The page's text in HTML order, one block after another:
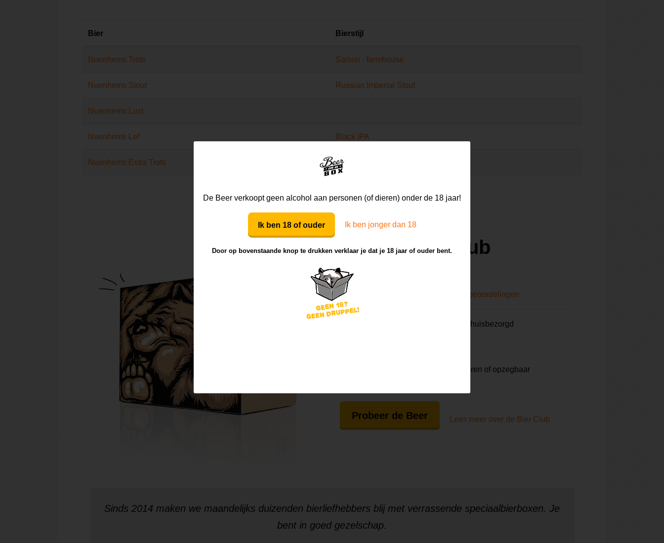
Bier Bierstijl
Nuenhems Trots Saison - farmhouse
Nuenhems Stout Russian Imperial Stout
Nuenhems Lust
Nuenhems Lef Black IPA
Nuenhems Extra Trots Saison - farmhouse
De #1 Beer Club
Uitstekend Lees beoordelingen
Waanzinnig lekker speciaalbier thuisbezorgd
Geen gezeik. Per direct te pauzeren of opzegbaar
Probeer de Beer Lees meer over de Bier Club
Sinds 2014 maken we maandelijks duizenden bierliefhebbers blij met verrassende speciaalbierboxen. Je
bent in goed gezelschap.
De Beer verkoopt geen alcohol aan personen (of dieren) onder de 18 jaar!
Ik ben 18 of ouder Ik ben jonger dan 18
Door op bovenstaande knop te drukken verklaar je dat je 18 jaar of ouder bent.